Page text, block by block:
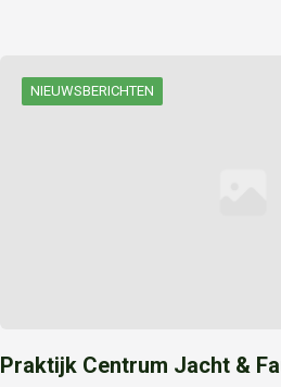
NIEUWSBERICHTEN
Praktijk Centrum Jacht &